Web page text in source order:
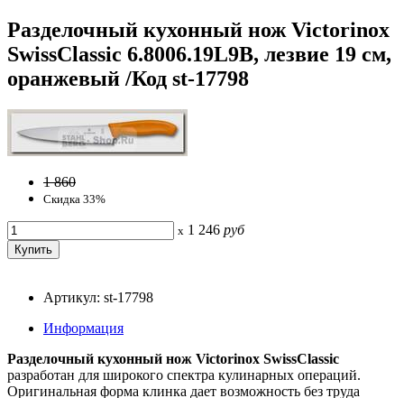
Разделочный кухонный нож Victorinox
SwissClassic 6.8006.19L9B, лезвие 19 см,
оранжевый /Код st-17798
1 860
Скидка 33%
x 1 246 руб
Артикул: st-17798
Информация
Разделочный кухонный нож Victorinox SwissClassic
разработан для широкого спектра кулинарных операций.
Оригинальная форма клинка дает возможность без труда